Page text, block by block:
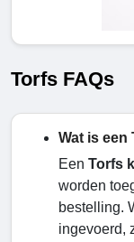
Torfs FAQs
Wat is
Een Torfs
worden
bestelling.
ingevoerd,